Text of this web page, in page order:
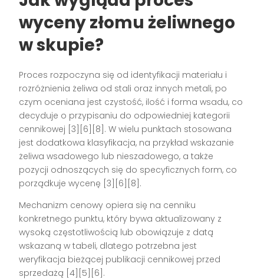
wyceny złomu żeliwnego
w skupie?
Proces rozpoczyna się od identyfikacji materiału i
rozróżnienia żeliwa od stali oraz innych metali, po
czym oceniana jest czystość, ilość i forma wsadu, co
decyduje o przypisaniu do odpowiedniej kategorii
cennikowej [3][6][8]. W wielu punktach stosowana
jest dodatkowa klasyfikacja, na przykład wskazanie
żeliwa wsadowego lub nieszadowego, a także
pozycji odnoszących się do specyficznych form, co
porządkuje wycenę [3][6][8].
Mechanizm cenowy opiera się na cenniku
konkretnego punktu, który bywa aktualizowany z
wysoką częstotliwością lub obowiązuje z datą
wskazaną w tabeli, dlatego potrzebna jest
weryfikacja bieżącej publikacji cennikowej przed
sprzedażą [4][5][6].